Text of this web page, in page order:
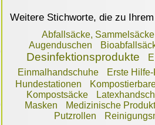
Weitere Stichworte, die zu
Abfallsäcke,
Augenduschen
Desinfektionsprodukte
Einmalhandschuhe
Erste
Hundestationen
Kompostsäcke
Masken
Medizinische
Putzrollen